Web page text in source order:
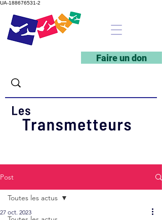
UA-188676531-2
Faire un don
Post
Toutes les actus
27 oct. 2023